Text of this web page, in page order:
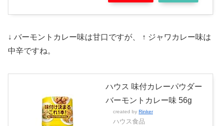
↓ バーモントカレー味は甘口ですが、 ↑ ジャワカレー味は
中辛ですね。
ハウス 味付カレーパウダー
バーモントカレー味 56g
created by Rinker
ハウス食品